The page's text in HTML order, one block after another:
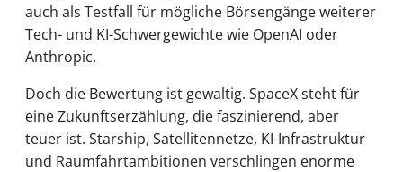
auch als Testfall für mögliche Börsengänge weiterer
Tech- und KI-Schwergewichte wie OpenAI oder
Anthropic.
Doch die Bewertung ist gewaltig. SpaceX steht für
eine Zukunftserzählung, die faszinierend, aber
teuer ist. Starship, Satellitennetze, KI-Infrastruktur
und Raumfahrtambitionen verschlingen enorme